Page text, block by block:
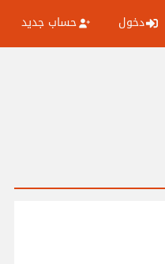
دخول حساب جديد